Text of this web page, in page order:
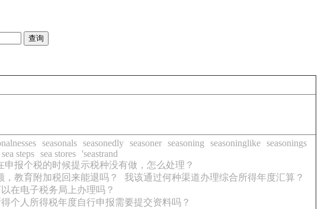
seasonals seasonedly seasoner seasoning seasoninglike seasonings
sea steps sea stores 'seastrand
申报个税的时候提示税种没有做，怎么处理？
教育附加税回来能退吗？
我该通过何种渠道办理综合所得年度汇算？
在电子税务局上办理吗？
个人所得税年度自行申报需要提交资料吗？